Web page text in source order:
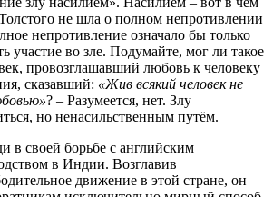
не шла о полном непротивлении
непротивление означало бы только
участие во зле. Подумайте, мог ли такое
провозглашавший любовь к человеку
сказавший: «Жив всякий человек не
? – Разумеется, нет. Злу
но ненасильственным путём.
в своей борьбе с английским
в Индии. Возглавив
движение в этой стране, он